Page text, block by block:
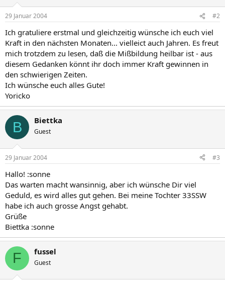
29 Januar 2004 #2
Ich gratuliere erstmal und gleichzeitig wünsche ich euch viel
Kraft in den nächsten Monaten... vielleict auch Jahren. Es freut
mich trotzdem zu lesen, daß die Mißbildung heilbar ist - aus
diesem Gedanken könnt ihr doch immer Kraft gewinnen in
den schwierigen Zeiten.
Ich wünsche euch alles Gute!
Yoricko
B Biettka
Guest
29 Januar 2004 #3
Hallo! :sonne
Das warten macht wansinnig, aber ich wünsche Dir viel
Geduld, es wird alles gut gehen. Bei meine Tochter 33SSW
habe ich auch grosse Angst gehabt.
Grüße
Biettka :sonne
F fussel
Guest